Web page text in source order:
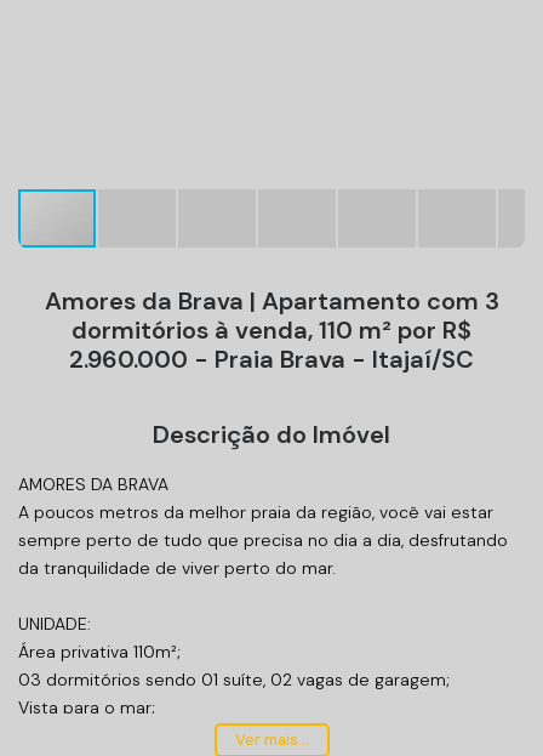
Amores da Brava | Apartamento com 3
dormitórios à venda, 110 m² por R$
2.960.000 - Praia Brava - Itajaí/SC
Descrição do Imóvel
AMORES DA BRAVA
A poucos metros da melhor praia da região, você vai estar
sempre perto de tudo que precisa no dia a dia, desfrutando
da tranquilidade de viver perto do mar.
UNIDADE:
Área privativa 110m²;
03 dormitórios sendo 01 suíte, 02 vagas de garagem;
Vista para o mar;
Ver mais...